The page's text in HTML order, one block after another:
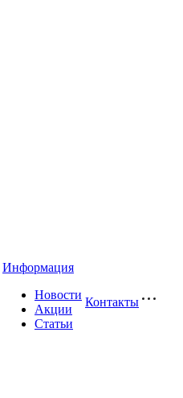
Информация
Новости
Акции
Статьи
Контакты